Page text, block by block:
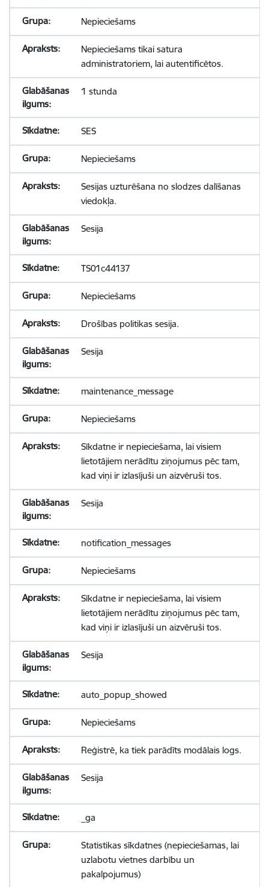
Nepieciešams
Nepieciešams tikai satura
administratoriem, lai autentificētos.
1 stunda
SES
Nepieciešams
Sesijas uzturēšana no slodzes dalīšanas
viedokļa.
Sesija
TS01c44137
Nepieciešams
Drošības politikas sesija.
Sesija
maintenance_message
Nepieciešams
Sīkdatne ir nepieciešama, lai visiem
lietotājiem nerādītu ziņojumus pēc tam,
kad viņi ir izlasījuši un aizvēruši tos.
Sesija
notification_messages
Nepieciešams
Sīkdatne ir nepieciešama, lai visiem
lietotājiem nerādītu ziņojumus pēc tam,
kad viņi ir izlasījuši un aizvēruši tos.
Sesija
auto_popup_showed
Nepieciešams
Reģistrē, ka tiek parādīts modālais logs.
Sesija
_ga
Statistikas sīkdatnes (nepieciešamas, lai
uzlabotu vietnes darbību un
pakalpojumus)